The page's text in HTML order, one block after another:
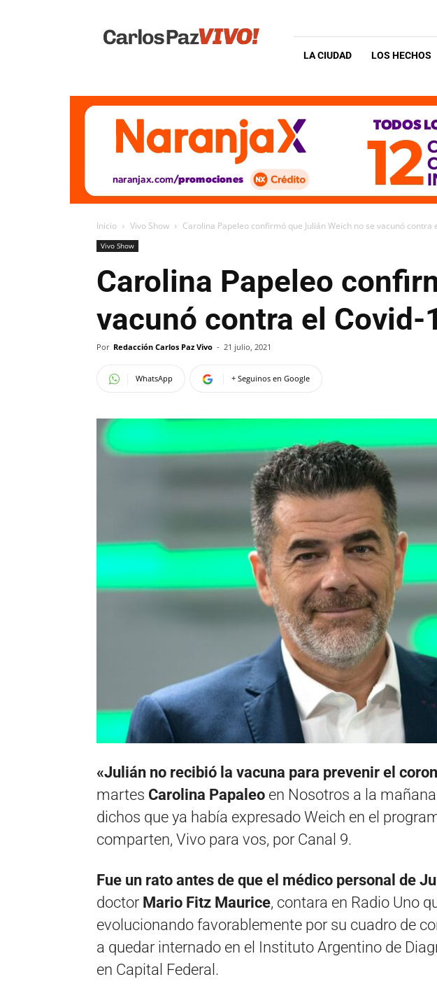
Vivo
LA CIUDAD LOS HECHOS
Inicio Vivo Show Carolina Papeleo confirmó que Julián Weich no se vacunó contra
Vivo Show
Carolina Papeleo
vacunó contra el Covid-
Por Redacción Carlos Paz Vivo - 21 julio, 2021
WhatsApp + Seguinos en Google
«Julián no recibió la vacuna para prevenir el
martes Carolina Papaleo en Nosotros a la
dichos que ya había expresado Weich en el
comparten, Vivo para vos, por Canal 9.
Fue un rato antes de que el médico personal de
doctor Mario Fitz Maurice, contara en Radio Uno
evolucionando favorablemente por su cuadro de
a quedar internado en el Instituto Argentino de
en Capital Federal.